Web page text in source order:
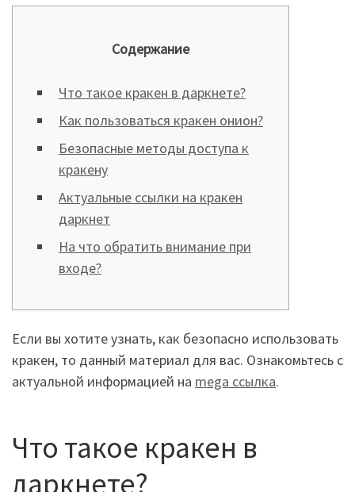
Содержание
Что такое кракен в даркнете?
Как пользоваться кракен онион?
Безопасные методы доступа к
кракену
Актуальные ссылки на кракен
даркнет
На что обратить внимание при
входе?
Если вы хотите узнать, как безопасно использовать
кракен, то данный материал для вас. Ознакомьтесь с
актуальной информацией на mega ссылка.
Что такое кракен в
даркнете?